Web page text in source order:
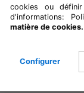
cookies ou
d'informations:
matière de cookies.
Configurer